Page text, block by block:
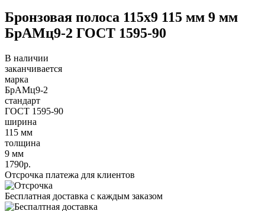
Бронзовая полоса 115х9 115 мм 9 мм
БрАМц9-2 ГОСТ 1595-90
В наличии
заканчивается
марка
БрАМц9-2
стандарт
ГОСТ 1595-90
ширина
115 мм
толщина
9 мм
1790р.
Отсрочка платежа для клиентов
Бесплатная доставка с каждым заказом